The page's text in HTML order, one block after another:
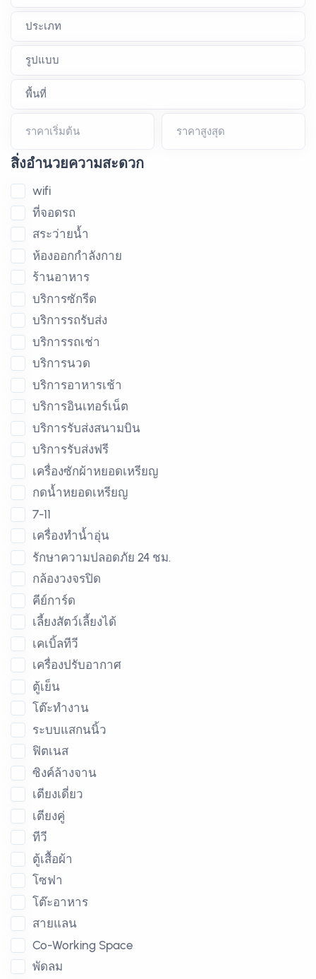
ราคาเริ่มต้น ราคาสูงสุด
สิ่งอำนวยความสะดวก
wifi
ที่จอดรถ
สระว่ายน้ำ
ห้องออกกำลังกาย
ร้านอาหาร
บริการซักรีด
บริการรถรับส่ง
บริการรถเช่า
บริการนวด
บริการอาหารเช้า
บริการอินเทอร์เน็ต
บริการรับส่งสนามบิน
บริการรับส่งฟรี
เครื่องซักผ้าหยอดเหรียญ
กดน้ำหยอดเหรียญ
7-11
เครื่องทำน้ำอุ่น
รักษาความปลอดภัย 24 ชม.
กล้องวงจรปิด
คีย์การ์ด
เลี้ยงสัตว์เลี้ยงได้
เคเบิ้ลทีวี
เครื่องปรับอากาศ
ตู้เย็น
โต๊ะทำงาน
ระบบแสกนนิ้ว
ฟิตเนส
ซิงค์ล้างจาน
เตียงเดี่ยว
เตียงคู่
ทีวี
ตู้เสื้อผ้า
โซฟา
โต๊ะอาหาร
สายแลน
Co-Working Space
พัดลม